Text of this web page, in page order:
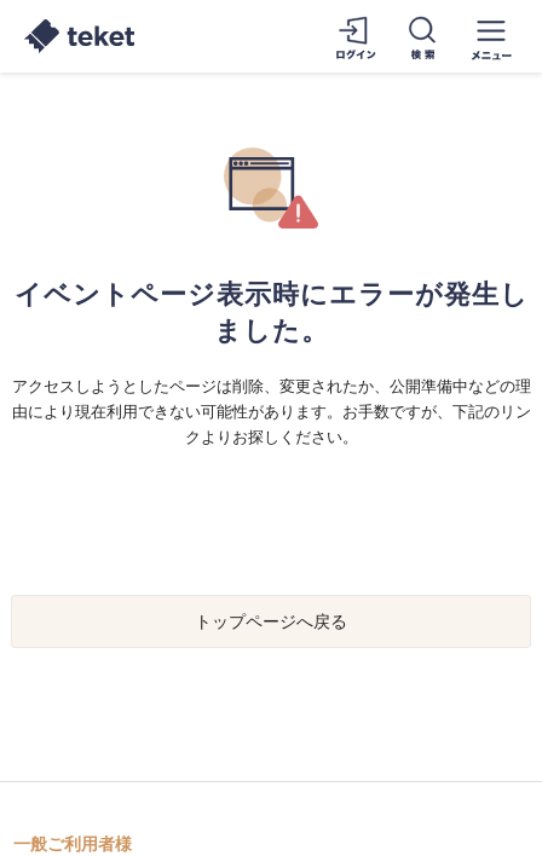
イベントページ表示時にエラーが発生し
ました。
アクセスしようとしたページは削除、変更されたか、公開準備中などの理
由により現在利用できない可能性があります。お手数ですが、下記のリン
クよりお探しください。
トップページへ戻る
一般ご利用者様